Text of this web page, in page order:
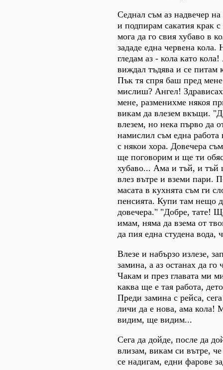
Седнал съм аз надвечер
и подпирам сакатия крак
мога да го свия хубаво в
зададе една червена
гледам аз - кола като
виждал тъдява и се питам
Пък тя спря баш пред
мислиш? Ангел!
мене, разменихме някоя
викам да влезем вкъщи.
влезем, но нека първо да
намислил съм една работа
с някои хора. Довечера
ще поговорим и ще ти
хубаво... Ама и тъй, и тъй
влез вътре и вземи пари.
масата в кухнята съм ги
пенсията. Купи там нещо
довечера." "Добре, тате!
имам, няма да взема от
да пия една студена вода,
Влезе и набързо излезе,
замина, а аз останах да го
Чакам и през главата ми
каква ще е тая работа,
Преди замина с рейса,
личи да е нова, ама кола!
видим, ще видим...
Сега да дойде, после да
влизам, викам си вътре,
се надигам, едни фарове